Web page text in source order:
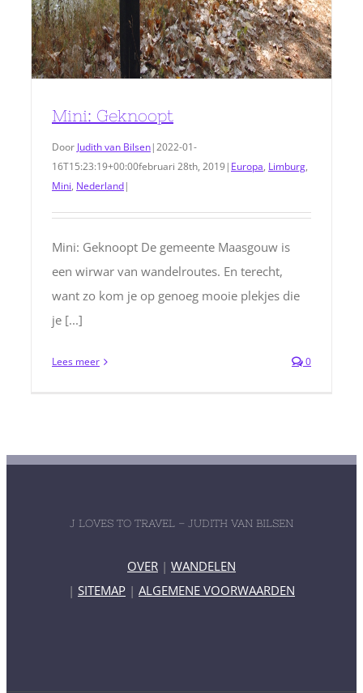
Mini: Geknoopt
Door Judith van Bilsen|2022-01-
16T15:23:19+00:00februari 28th, 2019| Europa, Limburg,
Mini, Nederland|
Mini: Geknoopt De gemeente Maasgouw is
een wirwar van wandelroutes. En terecht,
want zo kom je op genoeg mooie plekjes die
je [...]
Lees meer 0
J LOVES TO TRAVEL – JUDITH VAN BILSEN
OVER | WANDELEN
| SITEMAP | ALGEMENE VOORWAARDEN